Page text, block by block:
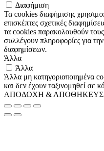
Διαφήμιση
Τα cookies διαφήμισης
επισκέπτες σχετικές
τα cookies παρακολουθούν τους
συλλέγουν πληροφορίες για
διαφημίσεων.
Άλλα
Άλλα
Άλλα μη κατηγοριοποιημένα
και δεν έχουν ταξινομηθεί σε
ΑΠΟΔΟΧΗ &